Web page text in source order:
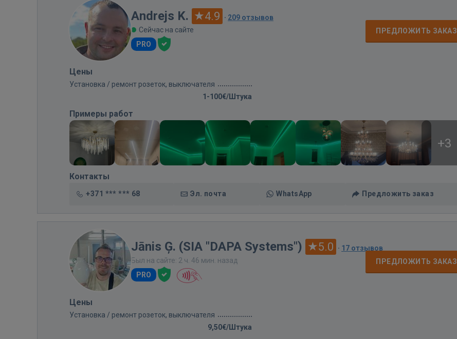
Andrejs K. 4.9 · 209 отзывов
Сейчас на сайте
PRO
ПРЕДЛОЖИТЬ ЗАКАЗ
Цены
Установка / ремонт розеток, выключателя
1-100€/Штука
Примеры работ
+3
Контакты
+371 *** *** 68 Эл. почта WhatsApp Предложить заказ
Jānis Ģ. (SIA "DAPA Systems") 5.0 · 17 отзывов
Был на сайте: 2 ч. 46 мин. назад
PRO
ПРЕДЛОЖИТЬ ЗАКАЗ
Цены
Установка / ремонт розеток, выключателя
9,50€/Штука